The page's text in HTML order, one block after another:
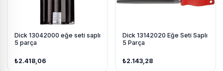
Dick 13042000 eğe seti saplı
5 parça
₺2.418,06
Dick 13142020 Eğe Seti Saplı
5 Parça
₺2.143,28